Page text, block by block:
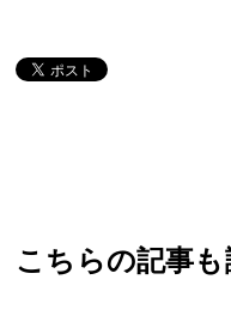
こちらの記事も